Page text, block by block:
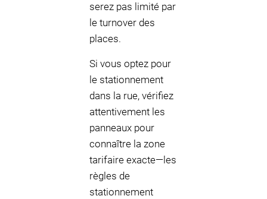
serez pas limité par
le turnover des
places.
Si vous optez pour
le stationnement
dans la rue, vérifiez
attentivement les
panneaux pour
connaître la zone
tarifaire exacte—les
règles de
stationnement